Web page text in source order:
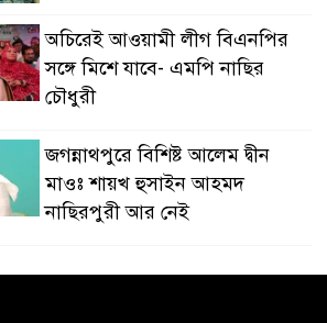
অচিরেই আওয়ামী লীগ বিএনপির
সঙ্গে মিশে যাবে- এমপি নাছির
চৌধুরী
জগন্নাথপুরে বিশিষ্ট আলেম দ্বীন
মাওঃ শায়খ হুসাইন আহমদ
নাছিরপুরী আর নেই